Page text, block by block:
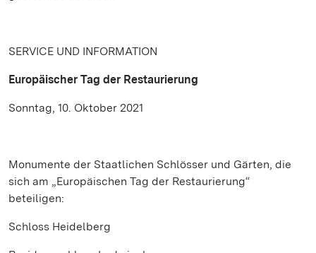
SERVICE UND INFORMATION
Europäischer Tag der Restaurierung
Sonntag, 10. Oktober 2021
Monumente der Staatlichen Schlösser und Gärten, die
sich am „Europäischen Tag der Restaurierung“
beteiligen:
Schloss Heidelberg